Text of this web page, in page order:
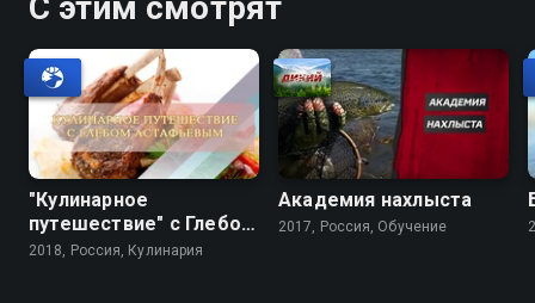
"Кулинарное
путешествие" с Глебом
Астафьевым
2018, Россия, Кулинария
Академия нахлыста
2017, Россия, Обучение